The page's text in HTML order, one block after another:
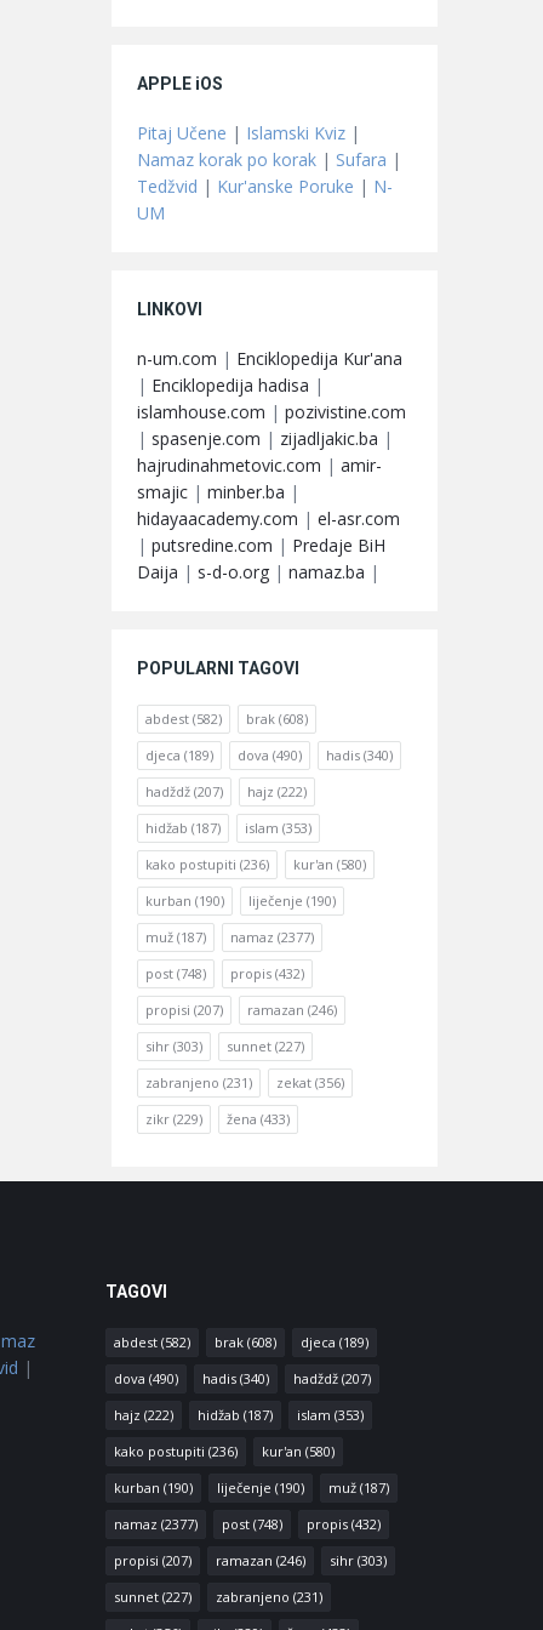
APPLE iOS
Pitaj Učene | Islamski Kviz |
Namaz korak po korak | Sufara |
Tedžvid | Kur'anske Poruke | N-
UM
LINKOVI
n-um.com | Enciklopedija Kur'ana
| Enciklopedija hadisa |
islamhouse.com | pozivistine.com
| spasenje.com | zijadljakic.ba |
hajrudinahmetovic.com | amir-
smajic | minber.ba |
hidayaacademy.com | el-asr.com
| putsredine.com | Predaje BiH
Daija | s-d-o.org | namaz.ba |
POPULARNI TAGOVI
abdest (582) brak (608)
djeca (189) dova (490) hadis (340)
hadždž (207) hajz (222)
hidžab (187) islam (353)
kako postupiti (236) kur'an (580)
kurban (190) liječenje (190)
muž (187) namaz (2377)
post (748) propis (432)
propisi (207) ramazan (246)
sihr (303) sunnet (227)
zabranjeno (231) zekat (356)
zikr (229) žena (433)
|
TAGOVI
abdest(582) brak(608) djeca (189)
dova (490) hadis(340) hadždž(207)
hajz (222) hidžab (187) islam (353)
kako postupiti (236) kur'an (580)
kurban (190) liječenje (190) muž(187)
namaz (2377) post(748) propis(432)
propisi (207) ramazan (246) sihr(303)
sunnet(227) zabranjeno (231)